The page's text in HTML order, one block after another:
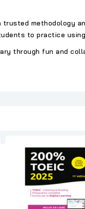
methodology
to practice
through fun and